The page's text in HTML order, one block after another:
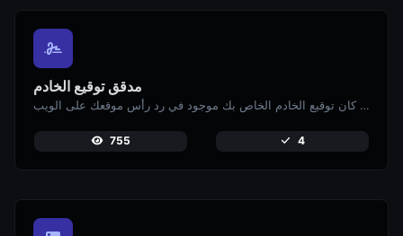
مدقق توقيع الخادم
تحقق إذا كان توقيع الخادم الخاص بك موجود في رد رأس موقعك على الويب.
755 4